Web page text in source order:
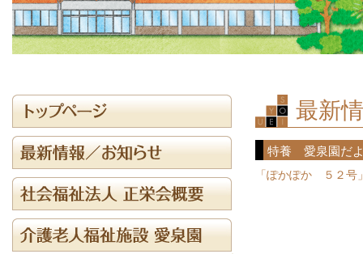
最新
特養 愛泉園だ
「ぽかぽか ５２